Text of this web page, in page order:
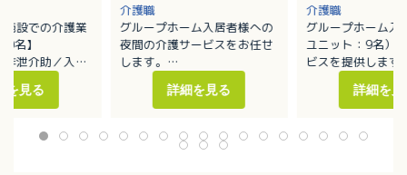
介護職
グループホーム入居者様への
夜間の介護サービスをお任せ
します。
・移動や移乗、食事、入浴、
排泄等の介助
・見守り
・介護記録作成（iPad操作）
※定員：2ユニット18名（1
詳細を見る
介護職
グループホーム入
ユニット：9名）
ビスを提供します
・移動や移乗、食
排泄等の介助／見
・ホーム内レクレ
催
詳細を見
設での介護業
名】
泄介助／入浴
ョンの支援
助
の衛生管理
を見る